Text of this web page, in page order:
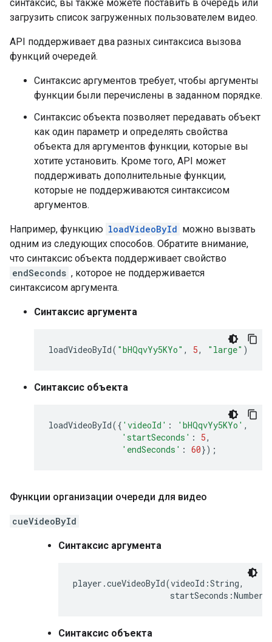
синтаксис, вы также можете поставить в очередь или
загрузить список загруженных пользователем видео.
API поддерживает два разных синтаксиса вызова
функций очередей.
Синтаксис аргументов требует, чтобы аргументы
функции были перечислены в заданном порядке.
Синтаксис объекта позволяет передавать объект
как один параметр и определять свойства
объекта для аргументов функции, которые вы
хотите установить. Кроме того, API может
поддерживать дополнительные функции,
которые не поддерживаются синтаксисом
аргументов.
Например, функцию loadVideoById можно вызвать
одним из следующих способов. Обратите внимание,
что синтаксис объекта поддерживает свойство
endSeconds , которое не поддерживается
синтаксисом аргумента.
Синтаксис аргумента
loadVideoById( "bHQqvYy5KYo" , 5, "large" )
Синтаксис объекта
loadVideoById({ 'videoId' : 'bHQqvYy5KYo' ,
'startSeconds' : 5,
'endSeconds' : 60});
Функции организации очереди для видео
cueVideoById
Синтаксис аргумента
player.cueVideoById(videoId:String,
Синтаксис объекта